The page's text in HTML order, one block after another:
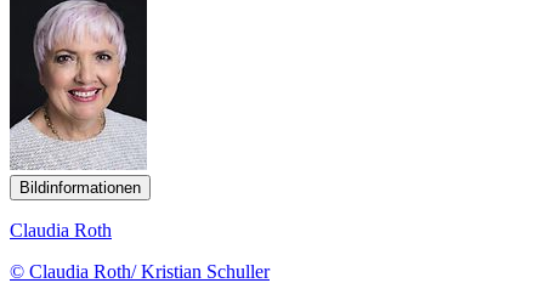
Bildinformationen
Claudia Roth
© Claudia Roth/ Kristian Schuller